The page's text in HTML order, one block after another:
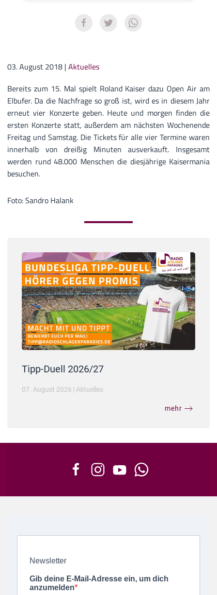
03. August 2018 | Aktuelles
Bereits zum 15. Mal spielt Roland Kaiser dazu Open Air am
Elbufer. Da die Nachfrage so groß ist, wird es in diesem Jahr
erneut vier Konzerte geben. Heute und morgen finden die
ersten Konzerte statt, außerdem am nächsten Wochenende
Freitag und Samstag. Die Tickets für alle vier Termine waren
innerhalb von dreißig Minuten ausverkauft. Insgesamt
werden rund 48.000 Menschen die diesjährige Kaisermania
besuchen.
Foto: Sandro Halank
Tipp-Duell 2026/27
07. August 2026 | Aktuelles
mehr